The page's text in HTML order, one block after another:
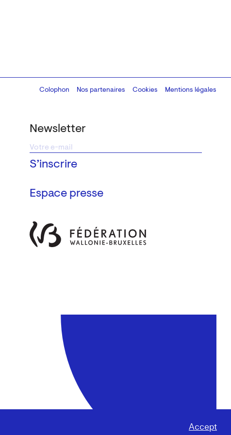
Accept
Newsletter
Espace presse
Colophon
Design:Marcel Kaczmarek, code:8080.studio
Nos partenaires Cookies Mentions légales